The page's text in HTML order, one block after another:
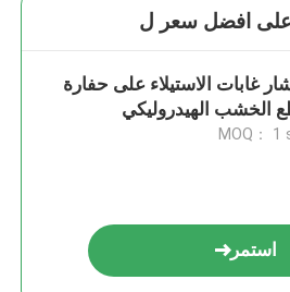
افضل سعر ل
غابات الاستيلاء على حفارة
الخشب الهيدروليكي
MOQ： 1
استمر